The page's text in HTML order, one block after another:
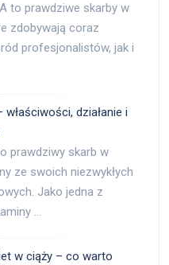
to prawdziwe skarby w
zdobywają coraz
profesjonalistów, jak i
działanie i
prawdziwy skarb w
ze swoich niezwykłych
Jako jedna z
…
w ciąży – co warto